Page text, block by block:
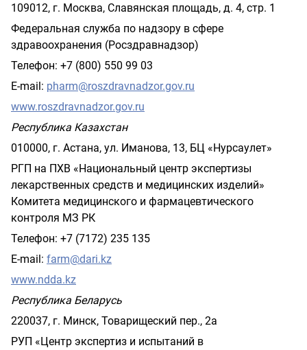
109012, г. Москва, Славянская площадь, д. 4, стр. 1
Федеральная служба по надзору в сфере
здравоохранения (Росздравнадзор)
Телефон: +7 (800) 550 99 03
E-mail: pharm@roszdravnadzor.gov.ru
www.roszdravnadzor.gov.ru
Республика Казахстан
010000, г. Астана, ул. Иманова, 13, БЦ «Нурсаулет»
РГП на ПХВ «Национальный центр экспертизы
лекарственных средств и медицинских изделий»
Комитета медицинского и фармацевтического
контроля МЗ РК
Телефон: +7 (7172) 235 135
E-mail: farm@dari.kz
www.ndda.kz
Республика Беларусь
220037, г. Минск, Товарищеский пер., 2а
РУП «Центр экспертиз и испытаний в